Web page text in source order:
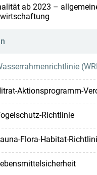
ab 2023 –
Aktionsprogramm-
Richtlinie
Flora-Habitat-